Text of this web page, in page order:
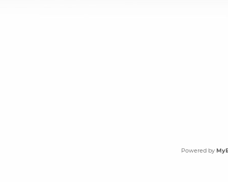
Powered by